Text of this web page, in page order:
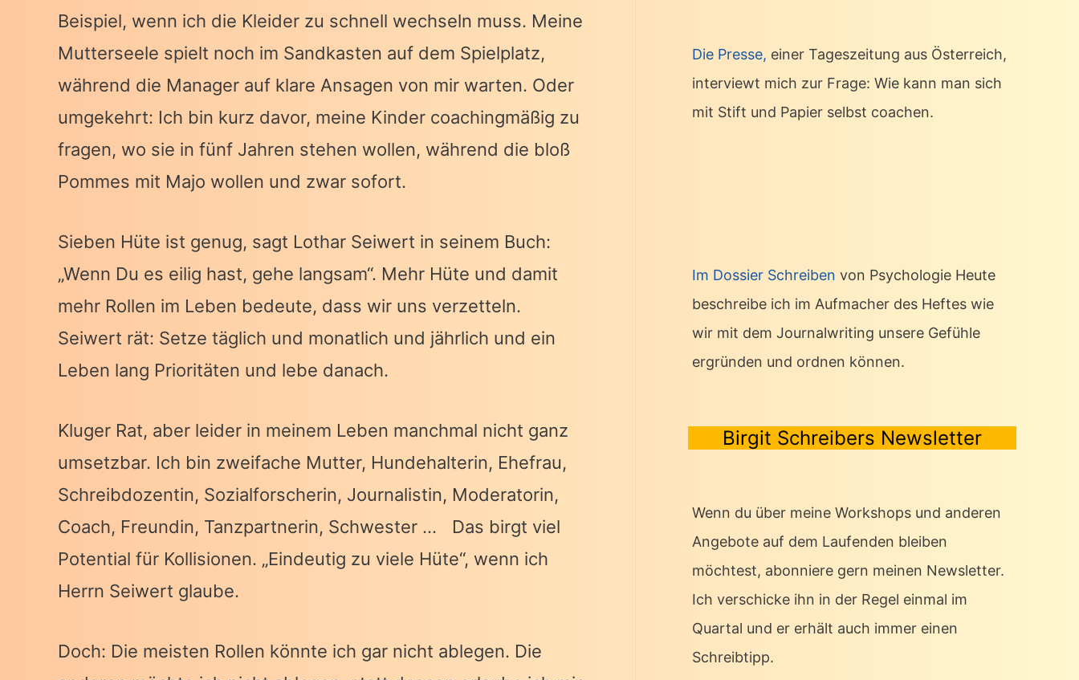
Beispiel, wenn ich die Kleider zu schnell wechseln muss. Meine
Mutterseele spielt noch im Sandkasten auf dem Spielplatz,
während die Manager auf klare Ansagen von mir warten. Oder
umgekehrt: Ich bin kurz davor, meine Kinder coachingmäßig zu
fragen, wo sie in fünf Jahren stehen wollen, während die bloß
Pommes mit Majo wollen und zwar sofort.
Sieben Hüte ist genug, sagt Lothar Seiwert in seinem Buch:
„Wenn Du es eilig hast, gehe langsam“. Mehr Hüte und damit
mehr Rollen im Leben bedeute, dass wir uns verzetteln.
Seiwert rät: Setze täglich und monatlich und jährlich und ein
Leben lang Prioritäten und lebe danach.
Kluger Rat, aber leider in meinem Leben manchmal nicht ganz
umsetzbar. Ich bin zweifache Mutter, Hundehalterin, Ehefrau,
Schreibdozentin, Sozialforscherin, Journalistin, Moderatorin,
Coach, Freundin, Tanzpartnerin, Schwester … Das birgt viel
Potential für Kollisionen. „Eindeutig zu viele Hüte“, wenn ich
Herrn Seiwert glaube.
Doch: Die meisten Rollen könnte ich gar nicht ablegen. Die
Die Presse, einer Tageszeitung aus Österreich,
interviewt mich zur Frage: Wie kann man sich
mit Stift und Papier selbst coachen.
Im Dossier Schreiben von Psychologie Heute
beschreibe ich im Aufmacher des Heftes wie
wir mit dem Journalwriting unsere Gefühle
ergründen und ordnen können.
Birgit Schreibers Newsletter
Wenn du über meine Workshops und anderen
Angebote auf dem Laufenden bleiben
möchtest, abonniere gern meinen Newsletter.
Ich verschicke ihn in der Regel einmal im
Quartal und er erhält auch immer einen
Schreibtipp.